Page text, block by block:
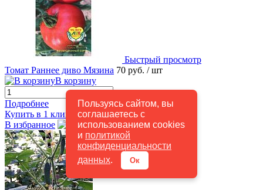
Пользуясь сайтом, вы
соглашаетесь с
использованием cookies
и политикой
конфиденциальности
данных. Ок
Быстрый просмотр
Томат Раннее диво Мязина 70 руб. / шт
В корзину
Подробнее
Купить в 1 клик
К сравнению
В избранное
В наличии